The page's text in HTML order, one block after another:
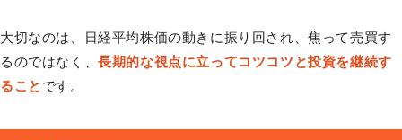
大切なのは、日経平均株価の動きに振り回され、焦って売買す
るのではなく、長期的な視点に立ってコツコツと投資を継続す
ること です。